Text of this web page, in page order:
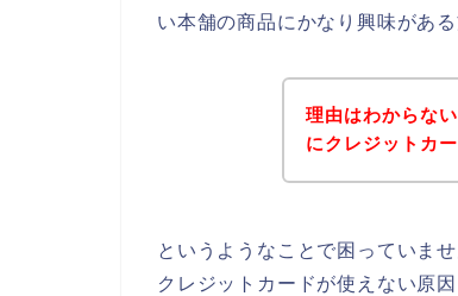
い本舗の商品にかなり興味があ
理由はわからな
にクレジットカ
というようなことで困っていま
クレジットカードが使えない原